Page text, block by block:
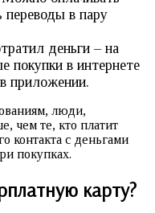
переводы в пару
деньги – на
покупки в интернете
приложении.
люди,
чем те, кто платит
контакта с деньгами
покупках.
карту?